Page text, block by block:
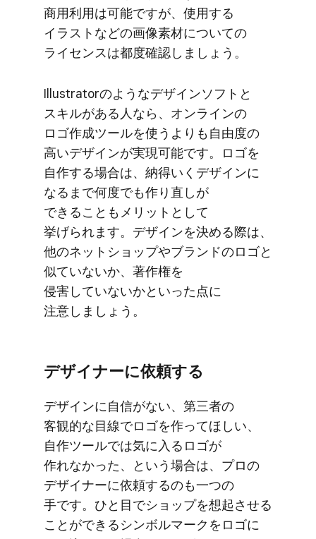
商用利用は​可能ですが、​使用する​
イラストなどの​画像素材に​ついての​
ライセンスは​都度確認しましょう。
Illustratorのような​デザインソフトと​
スキルが​ある​人なら、​オンラインの​
ロゴ作成ツールを​使うよりも​自由度の​
高い​デザインが​実現可能です。​ロゴを​
自作する​場合は、​納得いく​デザインに​
なるまで​何度でも​作り直しが​
できることも​メリットと​して​
挙げられます。​デザインを​決める​際は、​
他の​ネットショップや​ブランドの​ロゴと​
似ていないか、​著作権を​
侵害していないかと​いった​点に​
注意しましょう。
デザイナーに​依頼する
デザインに​自信が​ない、​第三者の​
客観的な​目線で​ロゴを​作って​ほしい、​
自作ツールでは​気に入る​ロゴが​
作れなかった、と​いう​場合は、​プロの​
デザイナーに​依頼するのも​一つの​
手です。​ひと目で​ショップを​想起させる​
ことができる​シンボルマークを​ロゴに​